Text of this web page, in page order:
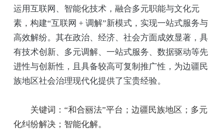
运用互联网、智能化技术，融合多元职能与文化元
素，构建“互联网 + 调解”新模式，实现一站式服务与
高效解纷。其在政治、经济、社会方面成效显著，具
有技术创新、多元调解、一站式服务、数据驱动等先
进性与创新性，且具备较高可复制推广性，为边疆民
族地区社会治理现代化提供了宝贵经验。
关键词：“和合丽法”平台；边疆民族地区；多元
化纠纷解决；智能化解。